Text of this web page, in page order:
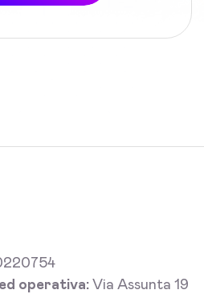
operativa: Via Assunta 19